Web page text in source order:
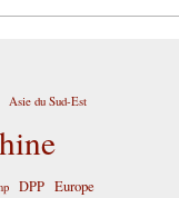
Asie du Sud-Est
DPP Europe